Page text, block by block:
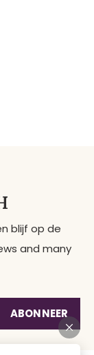
blijf op de
and many
ABONNEER